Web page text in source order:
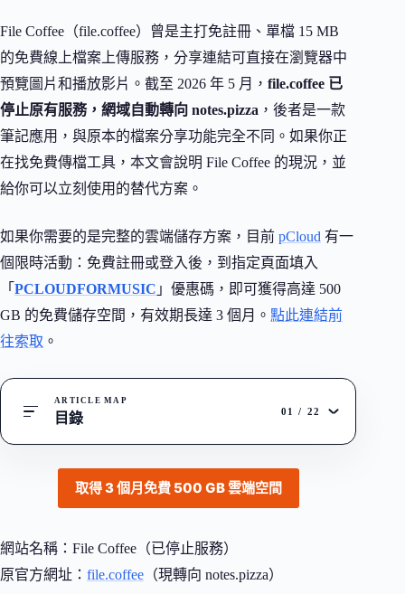
File Coffee（file.coffee）曾是主打免註冊、單檔 15 MB
的免費線上檔案上傳服務，分享連結可直接在瀏覽器中
預覽圖片和播放影片。截至 2026 年 5 月， file.coffee 已
停止原有服務，網域自動轉向 notes.pizza ，後者是一款
筆記應用，與原本的檔案分享功能完全不同。如果你正
在找免費傳檔工具，本文會說明 File Coffee 的現況，並
給你可以立刻使用的替代方案。
如果你需要的是完整的雲端儲存方案，目前 pCloud 有一
個限時活動：免費註冊或登入後，到指定頁面填入
「 PCLOUDFORMUSIC 」優惠碼，即可獲得高達 500
GB 的免費儲存空間，有效期長達 3 個月。 點此連結前
往索取 。
ARTICLE MAP
目錄 01 / 22
取得 3 個月免費 500 GB 雲端空間
網站名稱：File Coffee（已停止服務）
原官方網址： file.coffee （現轉向 notes.pizza）